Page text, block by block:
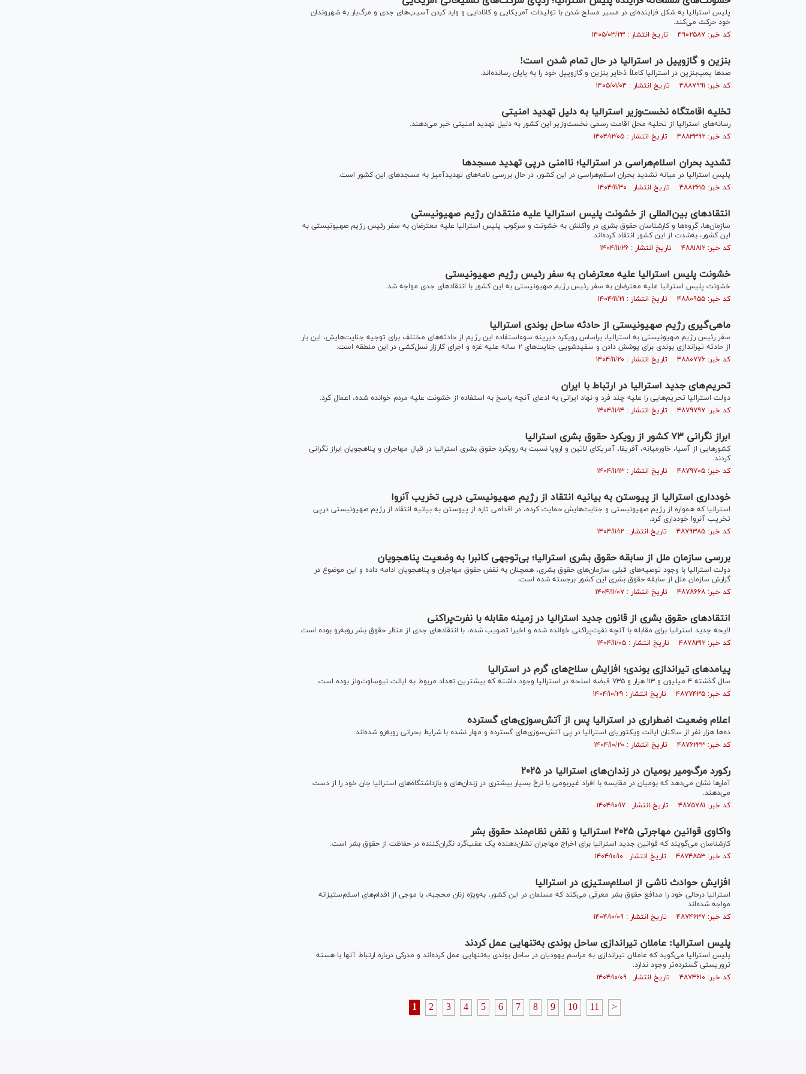
پلیس استرالیا به شکل فزاینده‌ای در مسیر مسلح شدن با تولیدات آمریکایی و کانادایی و وارد کردن آسیب‌های جدی و مرگ‌بار به شهروندان
خود حرکت می‌کند.
کد خبر: ۴۹۰۲۵۸۷ تاریخ انتشار : ۱۴۰۵/۰۳/۲۳
بنزین و گازوییل در استرالیا در حال تمام شدن است!
صدها پمپ‌بنزین در استرالیا کاملاً ذخایر بنزین و گازوییل خود را به پایان رسانده‌اند.
کد خبر: ۴۸۸۷۹۹۱ تاریخ انتشار : ۱۴۰۵/۰۱/۰۴
تخلیه اقامتگاه نخست‌وزیر استرالیا به دلیل تهدید امنیتی
رسانه‌های استرالیا از تخلیه محل اقامت رسمی نخست‌وزیر این کشور به دلیل تهدید امنیتی خبر می‌دهند.
کد خبر: ۴۸۸۳۳۹۲ تاریخ انتشار : ۱۴۰۴/۱۲/۰۵
تشدید بحران اسلام‌هراسی در استرالیا؛ ناامنی درپی تهدید مسجد‌ها
پلیس استرالیا در میانه تشدید بحران اسلام‌هراسی در این کشور، در حال بررسی نامه‌های تهدیدآمیز به مسجد‌های این کشور است.
کد خبر: ۴۸۸۲۶۱۵ تاریخ انتشار : ۱۴۰۴/۱۱/۳۰
انتقاد‌های بین‌المللی از خشونت پلیس استرالیا علیه منتقدان رژیم صهیونیستی
سازمان‌ها، گروه‌ها و کارشناسان حقوق بشری در واکنش به خشونت و سرکوب پلیس استرالیا علیه معترضان به سفر رئیس رژیم صهیونیستی به
این کشور، به‌شدت از این کشور انتقاد کرده‌اند.
کد خبر: ۴۸۸۱۸۱۲ تاریخ انتشار : ۱۴۰۴/۱۱/۲۶
خشونت پلیس استرالیا علیه معترضان به سفر رئیس رژیم صهیونیستی
خشونت پلیس استرالیا علیه معترضان به سفر رئیس رژیم صهیونیستی به این کشور با انتقاد‌های جدی مواجه شد.
کد خبر: ۴۸۸۰۹۵۵ تاریخ انتشار : ۱۴۰۴/۱۱/۲۱
ماهی‌گیری رژیم صهیونیستی از حادثه ساحل بوندی استرالیا
سفر رئیس رژیم صهیونیستی به استرالیا، براساس رویکرد دیرینه سوءاستفاده این رژیم از حادثه‌های مختلف برای توجیه جنایت‌هایش، این بار
از حادثه تیراندازی بوندی برای پوشش دادن و سفیدشویی جنایت‌های ۲ ساله علیه غزه و اجرای کارزار نسل‌کشی در این منطقه است.
کد خبر: ۴۸۸۰۷۷۶ تاریخ انتشار : ۱۴۰۴/۱۱/۲۰
تحریم‌های جدید استرالیا در ارتباط با ایران
دولت استرالیا تحریم‌هایی را علیه چند فرد و نهاد ایرانی به ادعای آنچه پاسخ به استفاده از خشونت علیه مردم خوانده شده، اعمال کرد.
کد خبر: ۴۸۷۹۷۹۷ تاریخ انتشار : ۱۴۰۴/۱۱/۱۴
ابراز نگرانی ۷۳ کشور از رویکرد حقوق بشری استرالیا
کشور‌هایی از آسیا، خاورمیانه، آفریقا، آمریکای لاتین و اروپا نسبت به رویکرد حقوق بشری استرالیا در قبال مهاجران و پناهجویان ابراز نگرانی
کردند.
کد خبر: ۴۸۷۹۷۰۵ تاریخ انتشار : ۱۴۰۴/۱۱/۱۳
خودداری استرالیا از پیوستن به بیانیه انتقاد از رژیم صهیونیستی درپی تخریب آنروا
استرالیا که همواره از رژیم صهیونیستی و جنایت‌هایش حمایت کرده، در اقدامی تازه از پیوستن به بیانیه انتقاد از رژیم صهیونیستی درپی
تخریب آنروا خودداری کرد.
کد خبر: ۴۸۷۹۳۸۵ تاریخ انتشار : ۱۴۰۴/۱۱/۱۲
بررسی سازمان ملل از سابقه حقوق بشری استرالیا؛ بی‌توجهی کانبرا به وضعیت پناهجویان
دولت استرالیا با وجود توصیه‌های قبلی سازمان‌های حقوق بشری، همچنان به نقض حقوق مهاجران و پناهجویان ادامه داده و این موضوع در
گزارش سازمان ملل از سابقه حقوق بشری این کشور برجسته شده است.
کد خبر: ۴۸۷۸۶۶۸ تاریخ انتشار : ۱۴۰۴/۱۱/۰۷
انتقاد‌های حقوق بشری از قانون جدید استرالیا در زمینه مقابله با نفرت‌پراکنی
لایحه جدید استرالیا برای مقابله با آنچه نفرت‌پراکنی خوانده شده و اخیرا تصویب شده، با انتقاد‌های جدی از منظر حقوق بشر رو‌به‌رو بوده است.
کد خبر: ۴۸۷۸۳۱۲ تاریخ انتشار : ۱۴۰۴/۱۱/۰۵
پیامدهای تیراندازی بوندی؛ افزایش سلاح‌های گرم در استرالیا
سال گذشته ۴ میلیون و ۱۱۳ هزار و ۷۳۵ قبضه اسلحه در استرالیا وجود داشته که بیشترین تعداد مربوط به ایالت نیوساوت‌ولز بوده است.
کد خبر: ۴۸۷۷۴۳۵ تاریخ انتشار : ۱۴۰۴/۱۰/۲۹
اعلام وضعیت اضطراری در استرالیا پس از آتش‌سوزی‌های گسترده
ده‌ها هزار نفر از ساکنان ایالت ویکتوریای استرالیا در پی آتش‌سوزی‌های گسترده و مهار نشده با شرایط بحرانی روبه‌رو شده‌اند.
کد خبر: ۴۸۷۶۲۳۳ تاریخ انتشار : ۱۴۰۴/۱۰/۲۰
رکورد مرگ‌ومیر بومیان در زندان‌های استرالیا در ۲۰۲۵
آمار‌ها نشان می‌دهد که بومیان در مقایسه با افراد غیربومی با نرخ بسیار بیشتری در زندان‌های و بازداشتگاه‌های استرالیا جان خود را از دست
می‌دهند.
کد خبر: ۴۸۷۵۷۸۱ تاریخ انتشار : ۱۴۰۴/۱۰/۱۷
واکاوی قوانین مهاجرتی ۲۰۲۵ استرالیا و نقض نظام‌مند حقوق بشر
کارشناسان می‌گویند که قوانین جدید استرالیا برای اخراج مهاجران نشان‌دهنده یک عقب‌گرد نگران‌کننده در حفاظت از حقوق بشر است.
کد خبر: ۴۸۷۴۸۵۳ تاریخ انتشار : ۱۴۰۴/۱۰/۱۰
افزایش حوادث ناشی از اسلام‌ستیزی در استرالیا
استرالیا درحالی خود را مدافع حقوق بشر معرفی می‌کند که مسلمان در این کشور، به‌ویژه زنان محجبه، با موجی از اقدام‌های اسلام‌ستیزانه
مواجه شده‌اند.
کد خبر: ۴۸۷۴۶۳۷ تاریخ انتشار : ۱۴۰۴/۱۰/۰۹
پلیس استرالیا: عاملان تیراندازی ساحل بوندی به‌تنهایی عمل کردند
پلیس استرالیا می‌گوید که عاملان تیراندازی به مراسم یهودیان در ساحل بوندی به‌تنهایی عمل کرده‌اند و مدرکی درباره ارتباط آنها با هسته
تروریستی گسترده‌تر وجود ندارد.
کد خبر: ۴۸۷۴۶۱۰ تاریخ انتشار : ۱۴۰۴/۱۰/۰۹
1 2 3 4 5 6 7 8 9 10 11 >